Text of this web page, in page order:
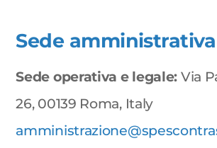
Sede
Sede operativa e legale: Via
26, 00139 Roma, Italy